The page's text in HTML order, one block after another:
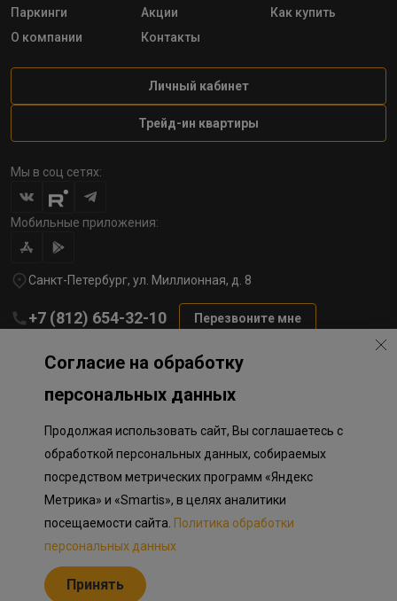
Паркинги
Акции
Как купить
О компании
Контакты
Личный кабинет
Трейд-ин квартиры
Мы в соц сетях:
Мобильные приложения:
Санкт-Петербург, ул. Миллионная, д. 8
+7 (812) 654-32-10 Перезвоните мне
Политика обработки персональных данных
Информация о плановом направлении средств
на строительство соц.объектов в Окле
Приложение к программе лояльности
Разработка сайта «Пикмедиа»
Информация, представленная на сайте, носит исключительно
ознакомительный характер, не является публичной офертой,
Российской Федерации. Представленные изображения объектов
долевого строительства носят предварительный ознакомительный
Согласие на обработку
персональных данных
Продолжая использовать сайт, Вы соглашаетесь с
обработкой персональных данных, собираемых
посредством метрических программ «Яндекс
Метрика» и «Smartis», в целях аналитики
посещаемости сайта. Политика обработки
персональных данных
Принять